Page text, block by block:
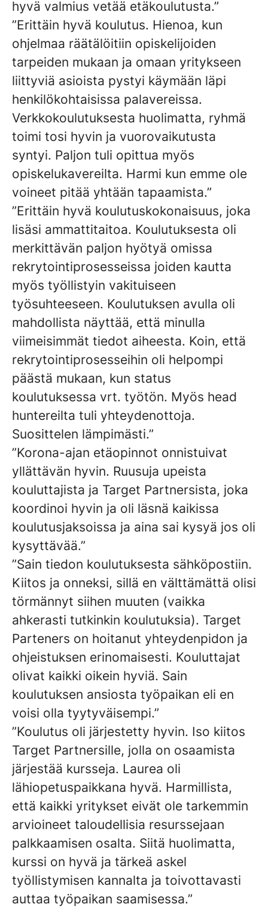
hyvä valmius vetää etäkoulutusta.”
”Erittäin hyvä koulutus. Hienoa, kun
ohjelmaa räätälöitiin opiskelijoiden
tarpeiden mukaan ja omaan yritykseen
liittyviä asioista pystyi käymään läpi
henkilökohtaisissa palavereissa.
Verkkokoulutuksesta huolimatta, ryhmä
toimi tosi hyvin ja vuorovaikutusta
syntyi. Paljon tuli opittua myös
opiskelukavereilta. Harmi kun emme ole
voineet pitää yhtään tapaamista.”
”Erittäin hyvä koulutuskokonaisuus, joka
lisäsi ammattitaitoa. Koulutuksesta oli
merkittävän paljon hyötyä omissa
rekrytointiprosesseissa joiden kautta
myös työllistyin vakituiseen
työsuhteeseen. Koulutuksen avulla oli
mahdollista näyttää, että minulla
viimeisimmät tiedot aiheesta. Koin, että
rekrytointiprosesseihin oli helpompi
päästä mukaan, kun status
koulutuksessa vrt. työtön. Myös head
huntereilta tuli yhteydenottoja.
Suosittelen lämpimästi.”
”Korona-ajan etäopinnot onnistuivat
yllättävän hyvin. Ruusuja upeista
kouluttajista ja Target Partnersista, joka
koordinoi hyvin ja oli läsnä kaikissa
koulutusjaksoissa ja aina sai kysyä jos oli
kysyttävää.”
”Sain tiedon koulutuksesta sähköpostiin.
Kiitos ja onneksi, sillä en välttämättä olisi
törmännyt siihen muuten (vaikka
ahkerasti tutkinkin koulutuksia). Target
Parteners on hoitanut yhteydenpidon ja
ohjeistuksen erinomaisesti. Kouluttajat
olivat kaikki oikein hyviä. Sain
koulutuksen ansiosta työpaikan eli en
voisi olla tyytyväisempi.”
”Koulutus oli järjestetty hyvin. Iso kiitos
Target Partnersille, jolla on osaamista
järjestää kursseja. Laurea oli
lähiopetuspaikkana hyvä. Harmillista,
että kaikki yritykset eivät ole tarkemmin
arvioineet taloudellisia resurssejaan
palkkaamisen osalta. Siitä huolimatta,
kurssi on hyvä ja tärkeä askel
työllistymisen kannalta ja toivottavasti
auttaa työpaikan saamisessa.”